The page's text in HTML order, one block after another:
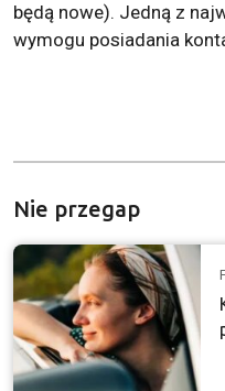
będą nowe). Jedną z
wymogu posiadania
Nie przegap